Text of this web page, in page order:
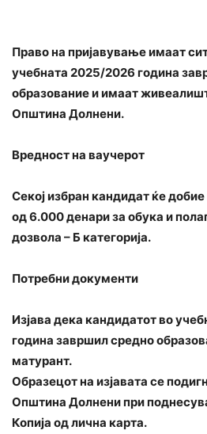
Право на пријавување имаат
учебната 2025/2026 година
образование и имаат
Општина Долнени.
Вредност на ваучерот
Секој избран кандидат ќе
од 6.000 денари за обука и
дозвола – Б категорија.
Потребни документи
Изјава дека кандидатот во
година завршил средно
матурант.
Образецот на изјавата се
Општина Долнени при
Копија од лична карта.